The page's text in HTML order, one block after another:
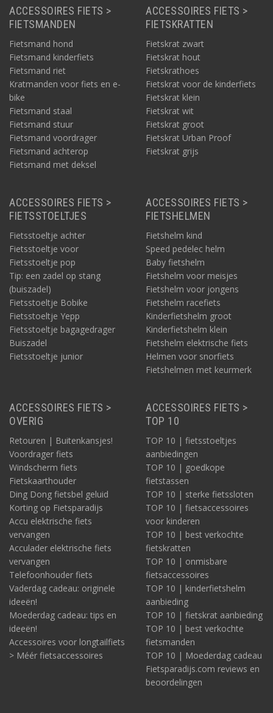
ACCESSOIRES FIETS >
FIETSMANDEN
Fietsmand hond
Fietsmand kinderfiets
Fietsmand riet
Kratmanden voor fiets en e-
bike
Fietsmand staal
Fietsmand stuur
Fietsmand voordrager
Fietsmand achterop
Fietsmand met deksel
ACCESSOIRES FIETS >
FIETSKRATTEN
Fietskrat zwart
Fietskrat hout
Fietskrathoes
Fietskrat voor de kinderfiets
Fietskrat klein
Fietskrat wit
Fietskrat groot
Fietskrat Urban Proof
Fietskrat grijs
ACCESSOIRES FIETS >
FIETSSTOELTJES
Fietsstoeltje achter
Fietsstoeltje voor
Fietsstoeltje pop
Tip: een zadel op stang
(buiszadel)
Fietsstoeltje Bobike
Fietsstoeltje Yepp
Fietsstoeltje bagagedrager
Buiszadel
Fietsstoeltje junior
ACCESSOIRES FIETS >
FIETSHELMEN
Fietshelm kind
Speed pedelec helm
Baby fietshelm
Fietshelm voor meisjes
Fietshelm voor jongens
Fietshelm racefiets
Kinderfietshelm groot
Kinderfietshelm klein
Fietshelm elektrische fiets
Helmen voor snorfiets
Fietshelmen met keurmerk
ACCESSOIRES FIETS >
OVERIG
Retouren | Buitenkansjes!
Voordrager fiets
Windscherm fiets
Fietskaarthouder
Ding Dong fietsbel geluid
Korting op Fietsparadijs
Accu elektrische fiets
vervangen
Acculader elektrische fiets
vervangen
Telefoonhouder fiets
Vaderdag cadeau: originele
ideeën!
Moederdag cadeau: tips en
ideeën!
Accessoires voor longtailfiets
> Méér fietsaccessoires
ACCESSOIRES FIETS >
TOP 10
TOP 10 | fietsstoeltjes
aanbiedingen
TOP 10 | goedkope
fietstassen
TOP 10 | sterke fietssloten
TOP 10 | fietsaccessoires
voor kinderen
TOP 10 | best verkochte
fietskratten
TOP 10 | onmisbare
fietsaccessoires
TOP 10 | kinderfietshelm
aanbieding
TOP 10 | fietskrat aanbieding
TOP 10 | best verkochte
fietsmanden
TOP 10 | Moederdag cadeau
Fietsparadijs.com reviews en
beoordelingen